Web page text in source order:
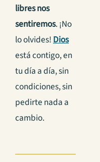
libres nos
sentiremos. ¡No
lo olvides!Dios
está contigo, en
tu día a día, sin
condiciones, sin
pedirte nada a
cambio.